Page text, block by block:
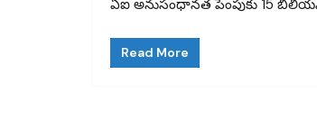
ఏఐ అనుసంధానత పెంపుకు 15
Read More